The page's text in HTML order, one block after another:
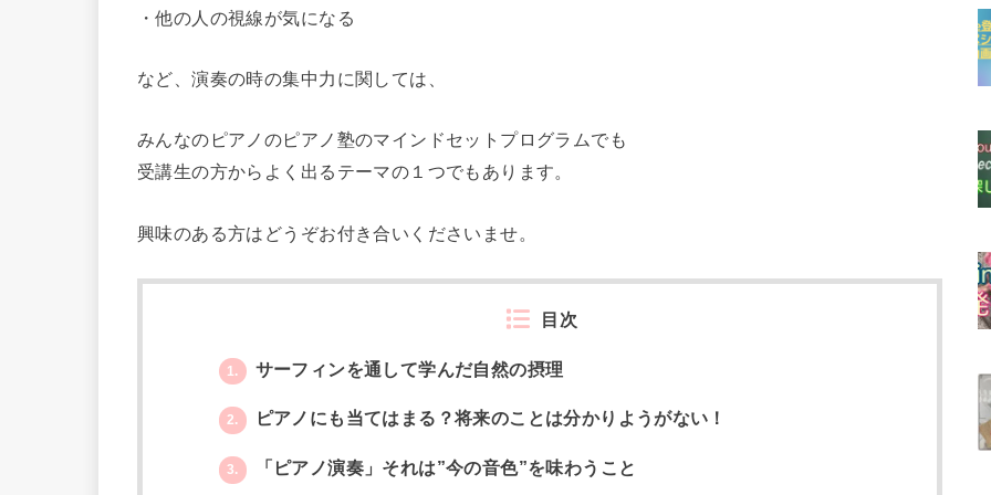
・他の人の視線が気になる
など、演奏の時の集中力に関しては、
みんなのピアノのピアノ塾のマインドセットプログラムでも
受講生の方からよく出るテーマの１つでもあります。
興味のある方はどうぞお付き合いくださいませ。
目次
1. サーフィンを通して学んだ自然の摂理
2. ピアノにも当てはまる？将来のことは分かりようがない！
3. 「ピアノ演奏」それは”今の音色”を味わうこと